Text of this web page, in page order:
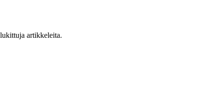
artikkeleita.